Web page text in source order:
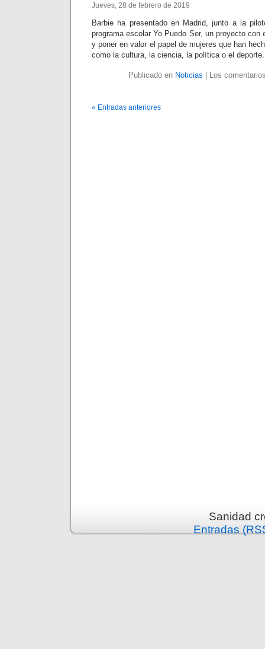
Jueves, 28 de febrero de 2019
Barbie ha presentado en Madrid, junto a la
programa escolar Yo Puedo Ser, un proyecto con
y poner en valor el papel de mujeres que han
como la cultura, la ciencia, la política o el
Publicado en Noticias Los
« Entradas anteriores
Sanidad
Entradas